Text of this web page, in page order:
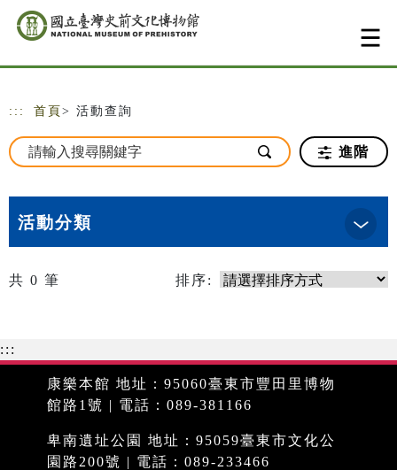
跳到主要內容
網站導覽
::: 首頁 > 活動查詢
進階
活動分類
共 0 筆 排序:
:::
康樂本館 地址：95060臺東市豐田里博物
館路1號 | 電話：089-381166
卑南遺址公園 地址：95059臺東市文化公
園路200號 | 電話：089-233466